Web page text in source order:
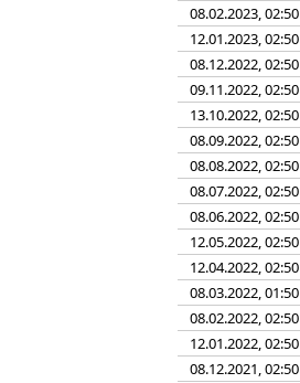
08.02.2023, 02:50
12.01.2023, 02:50
08.12.2022, 02:50
09.11.2022, 02:50
13.10.2022, 02:50
08.09.2022, 02:50
08.08.2022, 02:50
08.07.2022, 02:50
08.06.2022, 02:50
12.05.2022, 02:50
12.04.2022, 02:50
08.03.2022, 01:50
08.02.2022, 02:50
12.01.2022, 02:50
08.12.2021, 02:50